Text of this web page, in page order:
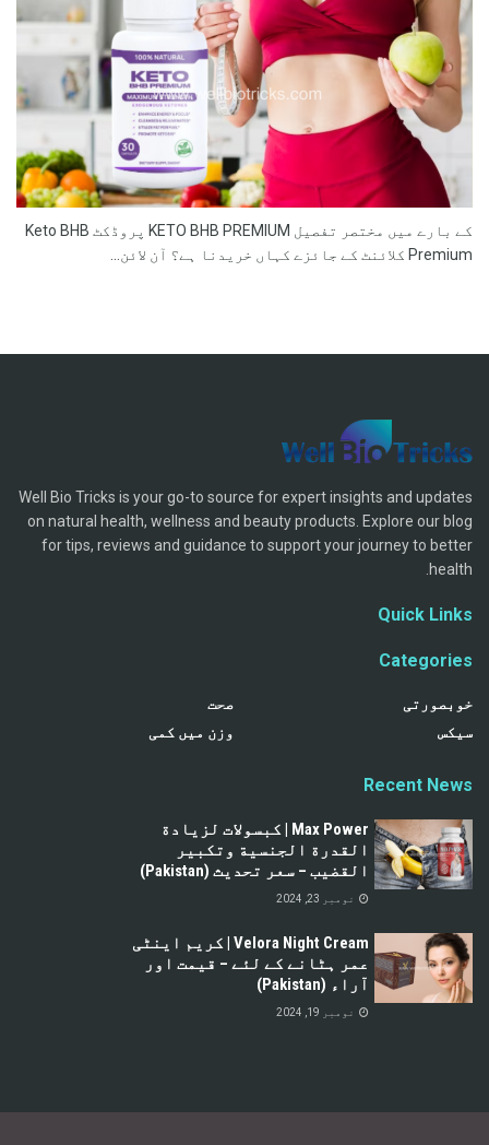
کے بارے میں مختصر تفصیل KETO BHB PREMIUM پروڈکٹ Keto BHB
Premium کلائنٹ کے جائزے کہاں خریدنا ہے؟ آن لائن...
Well Bio Tricks is your go-to source for expert insights and updates
on natural health, wellness and beauty products. Explore our blog
for tips, reviews and guidance to support your journey to better
health.
Quick Links
Categories
خوبصورتی
سیکس
صحت
وزن میں کمی
Recent News
Max Power | كبسولات لزيادة
القدرة الجنسية وتكبير
القضيب – سعر تحديث (Pakistan)
نومبر 23, 2024
Velora Night Cream | کریم اینٹی
عمر ہٹانے کے لئے – قیمت اور
آراء (Pakistan)
نومبر 19, 2024